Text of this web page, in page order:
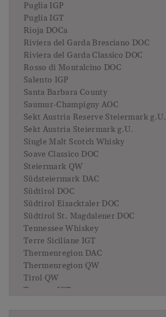
Puglia IGP
Puglia IGT
Rioja DOCa
Riviera del Garda Bresciano DOC
Riviera del Garda Classico DOC
Rosso di Montalcino DOC
Salento IGP
Santa Barbara County
Saumur-Champigny AOC
Sekt Austria Reserve Steiermark g.U.
Sekt Austria Steiermark g.U.
Single Malt Scotch Whisky
Soave Classico DOC
Steiermark QW
Südsteiermark DAC
Südtirol DOC
Südtirol Eisacktaler DOC
Südtirol St. Magdalener DOC
Tennessee Whiskey
Terre Siciliane IGT
Thermenregion DAC
Thermenregion QW
Tirol QW
Toscana IGT